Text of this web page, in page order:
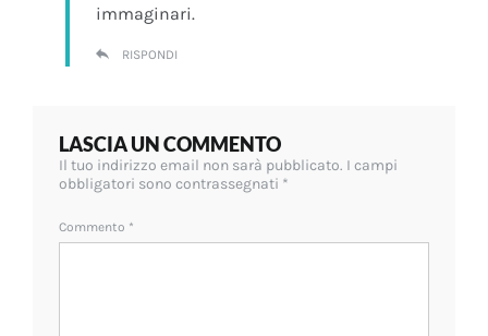
immaginari.
RISPONDI
LASCIA UN COMMENTO
Il tuo indirizzo email non sarà pubblicato. I campi
obbligatori sono contrassegnati *
Commento *